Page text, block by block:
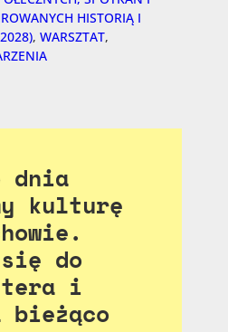
HISTORIĄ I
, WARSZTAT
dnia
kulturę
do
i
bieżąco